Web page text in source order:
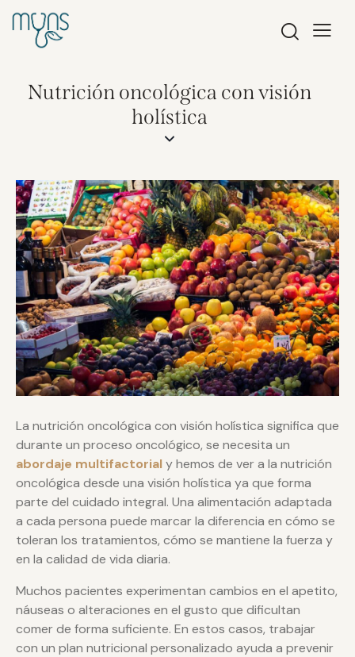
Nutrición oncológica con visión
holística
La nutrición oncológica con visión holística significa que
durante un proceso oncológico, se necesita un
abordaje multifactorialy hemos de ver a la nutrición
oncológica desde una visión holística ya que forma
parte del cuidado integral. Una alimentación adaptada
a cada persona puede marcar la diferencia en cómo se
toleran los tratamientos, cómo se mantiene la fuerza y
en la calidad de vida diaria.
Muchos pacientes experimentan cambios en el apetito,
náuseas o alteraciones en el gusto que dificultan
comer de forma suficiente. En estos casos, trabajar
con un plan nutricional personalizado ayuda a prevenir